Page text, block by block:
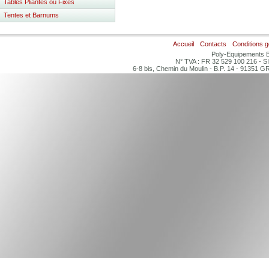
Tables Pliantes ou Fixes
Tentes et Barnums
Accueil Contacts
Conditions
Poly-Equipements
N° TVA : FR 32 529 100 216 -
6-8 bis, Chemin du Moulin - B.P. 14 - 91351